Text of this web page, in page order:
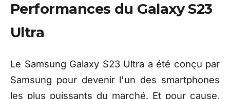
Performances du Galaxy S23
Ultra
Le Samsung Galaxy S23 Ultra a été conçu par
Samsung pour devenir l'un des smartphones
les plus puissants du marché. Et pour cause,